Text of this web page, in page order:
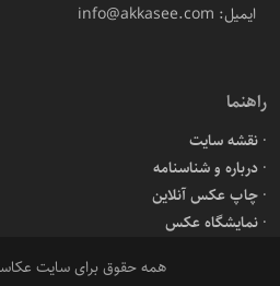
ایمیل: info@akkasee.com
راهنما
نقشه سایت
درباره و شناسنامه
چاپ عکس آنلاین
نمایشگاه عکس
همه حقوق برای سایت